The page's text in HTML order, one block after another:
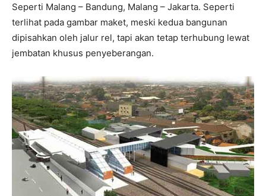
Seperti Malang – Bandung, Malang – Jakarta. Seperti
terlihat pada gambar maket, meski kedua bangunan
dipisahkan oleh jalur rel, tapi akan tetap terhubung lewat
jembatan khusus penyeberangan.